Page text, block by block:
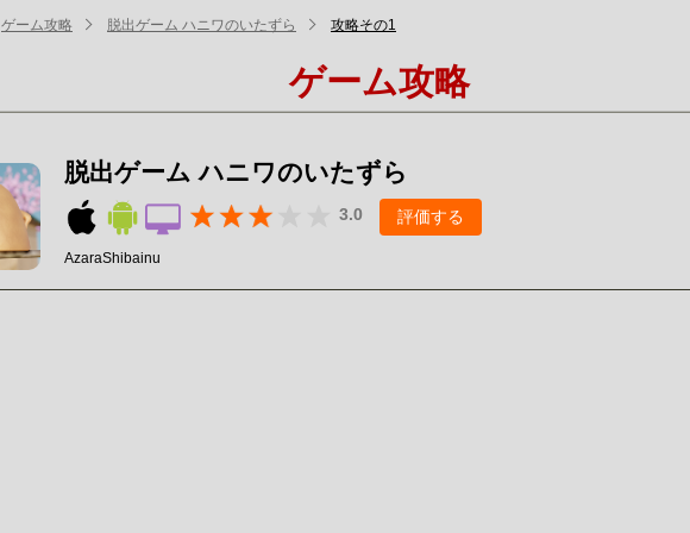
ゲーム攻略 脱出ゲーム ハニワのいたずら 攻略その1
ゲーム攻略
脱出ゲーム ハニワのいたずら
3.0 評価する
AzaraShibainu